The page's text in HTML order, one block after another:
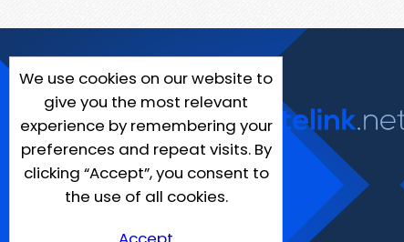
We use cookies on our website to
give you the most relevant
experience by remembering your
preferences and repeat visits. By
clicking “Accept”, you consent to
the use of all cookies.